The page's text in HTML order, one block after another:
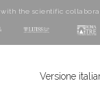
with the scientific
Versione